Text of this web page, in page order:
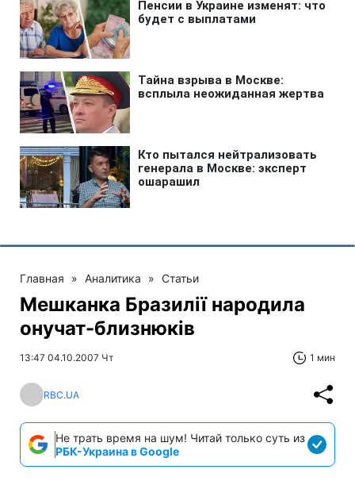
Главная » Аналитика » Статьи
Мешканка Бразилії народила
онучат-близнюків
13:47 04.10.2007 Чт 1 мин
RBC.UA
Не трать время на шум! Читай только суть из
РБК-Украина в Google